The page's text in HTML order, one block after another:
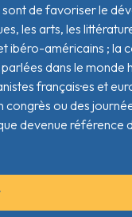
de favoriser le
les arts, les
ibéro-américains ; la
dans le monde
français·es et
ou des
devenue référence